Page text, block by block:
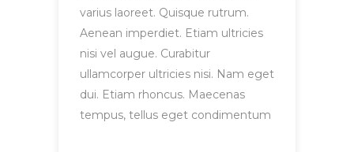
varius laoreet. Quisque rutrum.
Aenean imperdiet. Etiam ultricies
nisi vel augue. Curabitur
ullamcorper ultricies nisi. Nam eget
dui. Etiam rhoncus. Maecenas
tempus, tellus eget condimentum